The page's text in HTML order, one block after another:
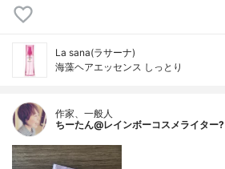
La sana(ラサーナ)
海藻ヘアエッセンス しっとり
作家、一般人
ちーたん@レインボーコスメライター?